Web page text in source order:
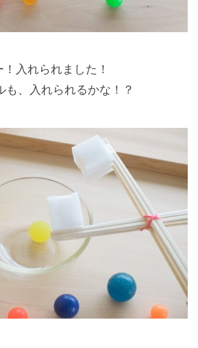
入れられました！
も、入れられるかな！？